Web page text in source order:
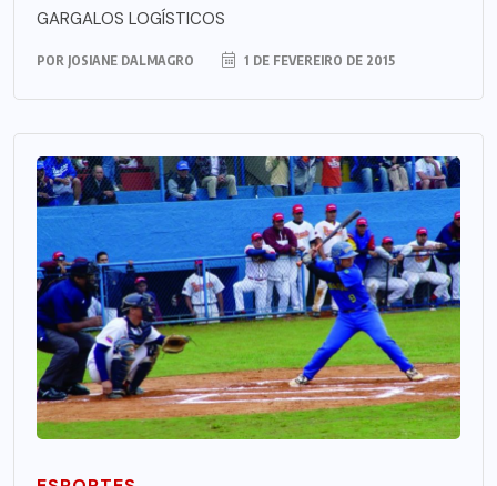
GARGALOS LOGÍSTICOS
POR JOSIANE DALMAGRO 1 DE FEVEREIRO DE 2015